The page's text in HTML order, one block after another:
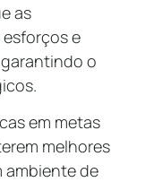
as
e
o
em metas
melhores
ambiente de